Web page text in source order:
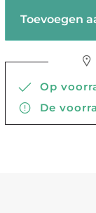
Toevoegen
Op
De